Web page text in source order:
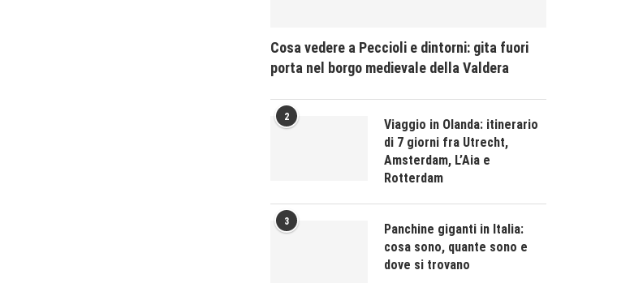
Cosa vedere a Peccioli e dintorni: gita fuori
porta nel borgo medievale della Valdera
2
Viaggio in Olanda: itinerario
di 7 giorni fra Utrecht,
Amsterdam, L’Aia e
Rotterdam
3
Panchine giganti in Italia:
cosa sono, quante sono e
dove si trovano